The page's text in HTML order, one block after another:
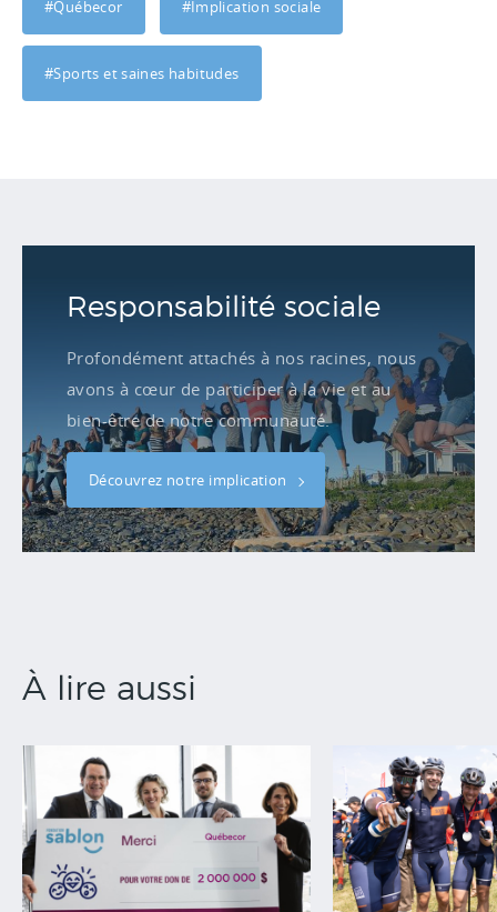
#Québecor #Implication sociale
#Sports et saines habitudes
Responsabilité sociale
Profondément attachés à nos racines, nous
avons à cœur de participer à la vie et au
bien-être de notre communauté.
Découvrez notre implication
À lire aussi